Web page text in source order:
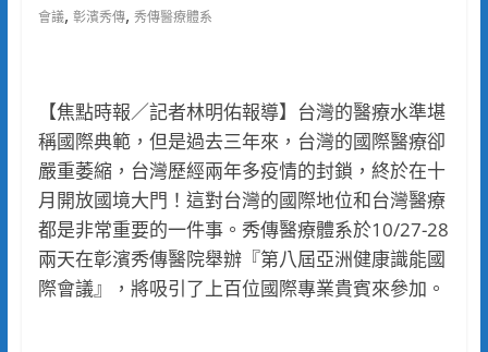
會議, 彰濱秀傳, 秀傳醫療體系
【焦點時報／記者林明佑報導】台灣的醫療水準堪
稱國際典範，但是過去三年來，台灣的國際醫療卻
嚴重萎縮，台灣歷經兩年多疫情的封鎖，終於在十
月開放國境大門！這對台灣的國際地位和台灣醫療
都是非常重要的一件事。秀傳醫療體系於10/27-28
兩天在彰濱秀傳醫院舉辦『第八屆亞洲健康識能國
際會議』，將吸引了上百位國際專業貴賓來參加。